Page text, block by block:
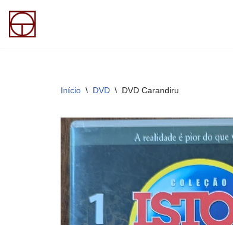
Pular
Início \ DVD \ DVD Carandiru